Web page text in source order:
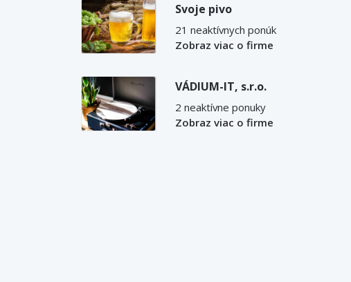
Svoje pivo
21 neaktívnych ponúk
Zobraz viac o firme
VÁDIUM-IT, s.r.o.
2 neaktívne ponuky
Zobraz viac o firme